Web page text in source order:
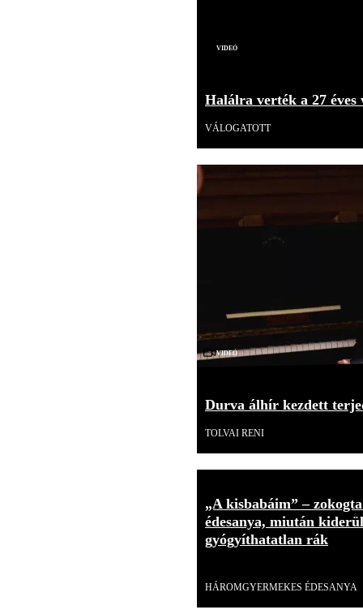
Videó
Halálra verték a 27
VÁLOGATOTT
Videó
Durva álhír kezdett
TOLVAI RENI
„A kisbabáim” –
édesanya, miután
gyógyíthatatlan rák
HÁROMGYERMEKES ÉDESANYA